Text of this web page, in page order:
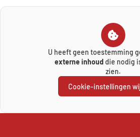
U heeft geen toestemming
externe inhouddie nodig
zien.
Cookie-instellingen